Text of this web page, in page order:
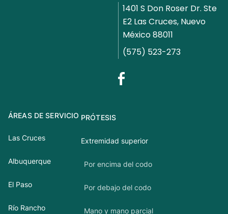
1401 S Don Roser Dr. Ste
E2 Las Cruces, Nuevo
México 88011
(575) 523-273
ÁREAS DE SERVICIO
Las Cruces
Albuquerque
El Paso
Río Rancho
PRÓTESIS
Extremidad superior
Por encima del codo
Por debajo del codo
Mano y mano parcial